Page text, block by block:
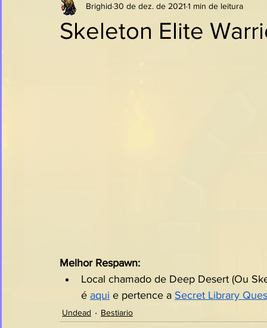
Skeleton Elite
Brighid 30 de dez. de 2021 1 min de leitura
Melhor Respawn:
Local chamado de Deep Desert (Ou
é aqui e pertence a Secret Library
Undead Bestiario